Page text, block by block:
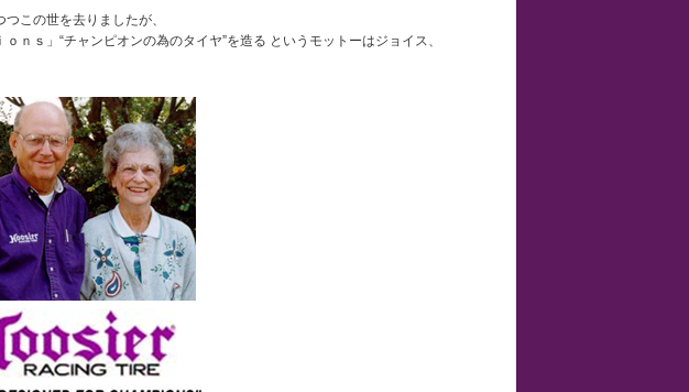
この世を去りましたが、
ｓ」“チャンピオンの為のタイヤ”を造る というモットーはジョイス、